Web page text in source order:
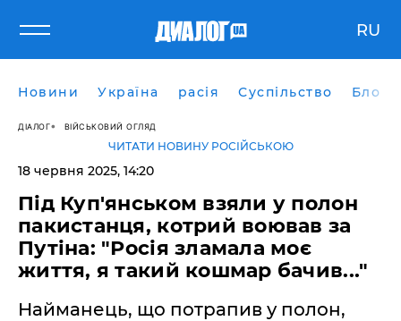
RU
Новини Україна расія Суспільство Блоги
ДІАЛОГ ВІЙСЬКОВИЙ ОГЛЯД
ЧИТАТИ НОВИНУ РОСІЙСЬКОЮ
18 червня 2025, 14:20
Під Куп'янськом взяли у полон
пакистанця, котрий воював за
Путіна: "Росія зламала моє
життя, я такий кошмар бачив..."
Найманець, що потрапив у полон,